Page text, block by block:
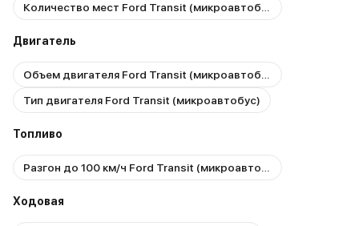
Количество мест Ford Transit (микроавтобус)
Двигатель
Объем двигателя Ford Transit (микроавтобус)
Тип двигателя Ford Transit (микроавтобус)
Топливо
Разгон до 100 км/ч Ford Transit (микроавтобус)
Ходовая